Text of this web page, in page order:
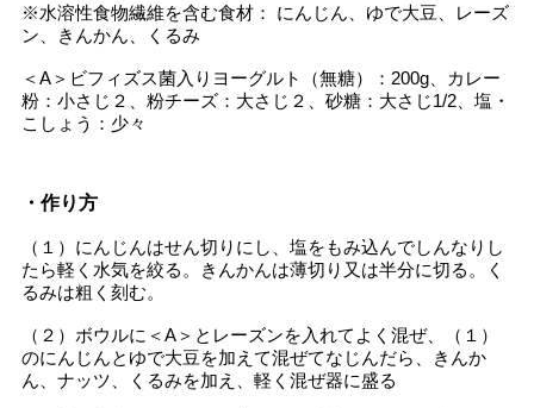
※水溶性食物繊維を含む食材： にんじん、ゆで大豆、レーズ
ン、きんかん、くるみ
＜A＞ビフィズス菌入りヨーグルト（無糖）：200g、カレー
粉：小さじ２、粉チーズ：大さじ２、砂糖：大さじ1/2、塩・
こしょう：少々
・作り方
（１）にんじんはせん切りにし、塩をもみ込んでしんなりし
たら軽く水気を絞る。きんかんは薄切り又は半分に切る。く
るみは粗く刻む。
（２）ボウルに＜A＞とレーズンを入れてよく混ぜ、（１）
のにんじんとゆで大豆を加えて混ぜてなじんだら、きんか
ん、ナッツ、くるみを加え、軽く混ぜ器に盛る